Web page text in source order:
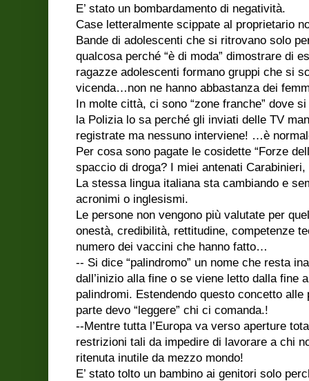
E’ stato un bombardamento di negatività.
Case letteralmente scippate al proprietario
Bande di adolescenti che si ritrovano solo
qualcosa perché “è di moda” dimostrare di
ragazze adolescenti formano gruppi che si
vicenda…non ne hanno abbastanza dei
In molte città, ci sono “zone franche” dove
la Polizia lo sa perché gli inviati delle TV
registrate ma nessuno interviene! …è
Per cosa sono pagate le cosidette “Forze
spaccio di droga? I miei antenati
La stessa lingua italiana sta cambiando e
acronimi o inglesismi.
Le persone non vengono più valutate per
onestà, credibilità, rettitudine, competenze
numero dei vaccini che hanno fatto…
-- Si dice “palindromo” un nome che resta
dall’inizio alla fine o se viene letto dalla fine
palindromi. Estendendo questo concetto
parte devo “leggere” chi ci comanda.!
--Mentre tutta l’Europa va verso aperture
restrizioni tali da impedire di lavorare a chi
ritenuta inutile da mezzo mondo!
E’ stato tolto un bambino ai genitori solo